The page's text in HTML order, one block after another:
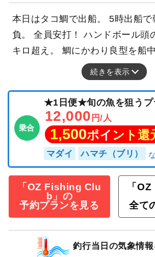
本日はタコ鯛で出船。 5時出船で
負。 全員安打！ ハンドボール頭
キロ超え。 鯛にかわり良型を船
続きを表示
乗合
★1日便★旬の魚を狙うプ
12,000 円/人
1,500ポイント還
マダイ ハマチ（ブリ）
「OZ Fishing Clu
b」の
予約プランを見る
「
全て
釣行当日の気象情